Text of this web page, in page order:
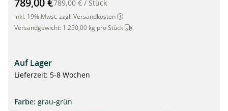
789,00 €789,00 € / Stück
inkl. 19% Mwst. zzgl. Versandkosten
Versandgewicht: 1.250,00 kg pro Stück Dieser Artikel wird per Spedition
Auf Lager
Lieferzeit: 5-8 Wochen
Farbeauswählen
: grau-grün